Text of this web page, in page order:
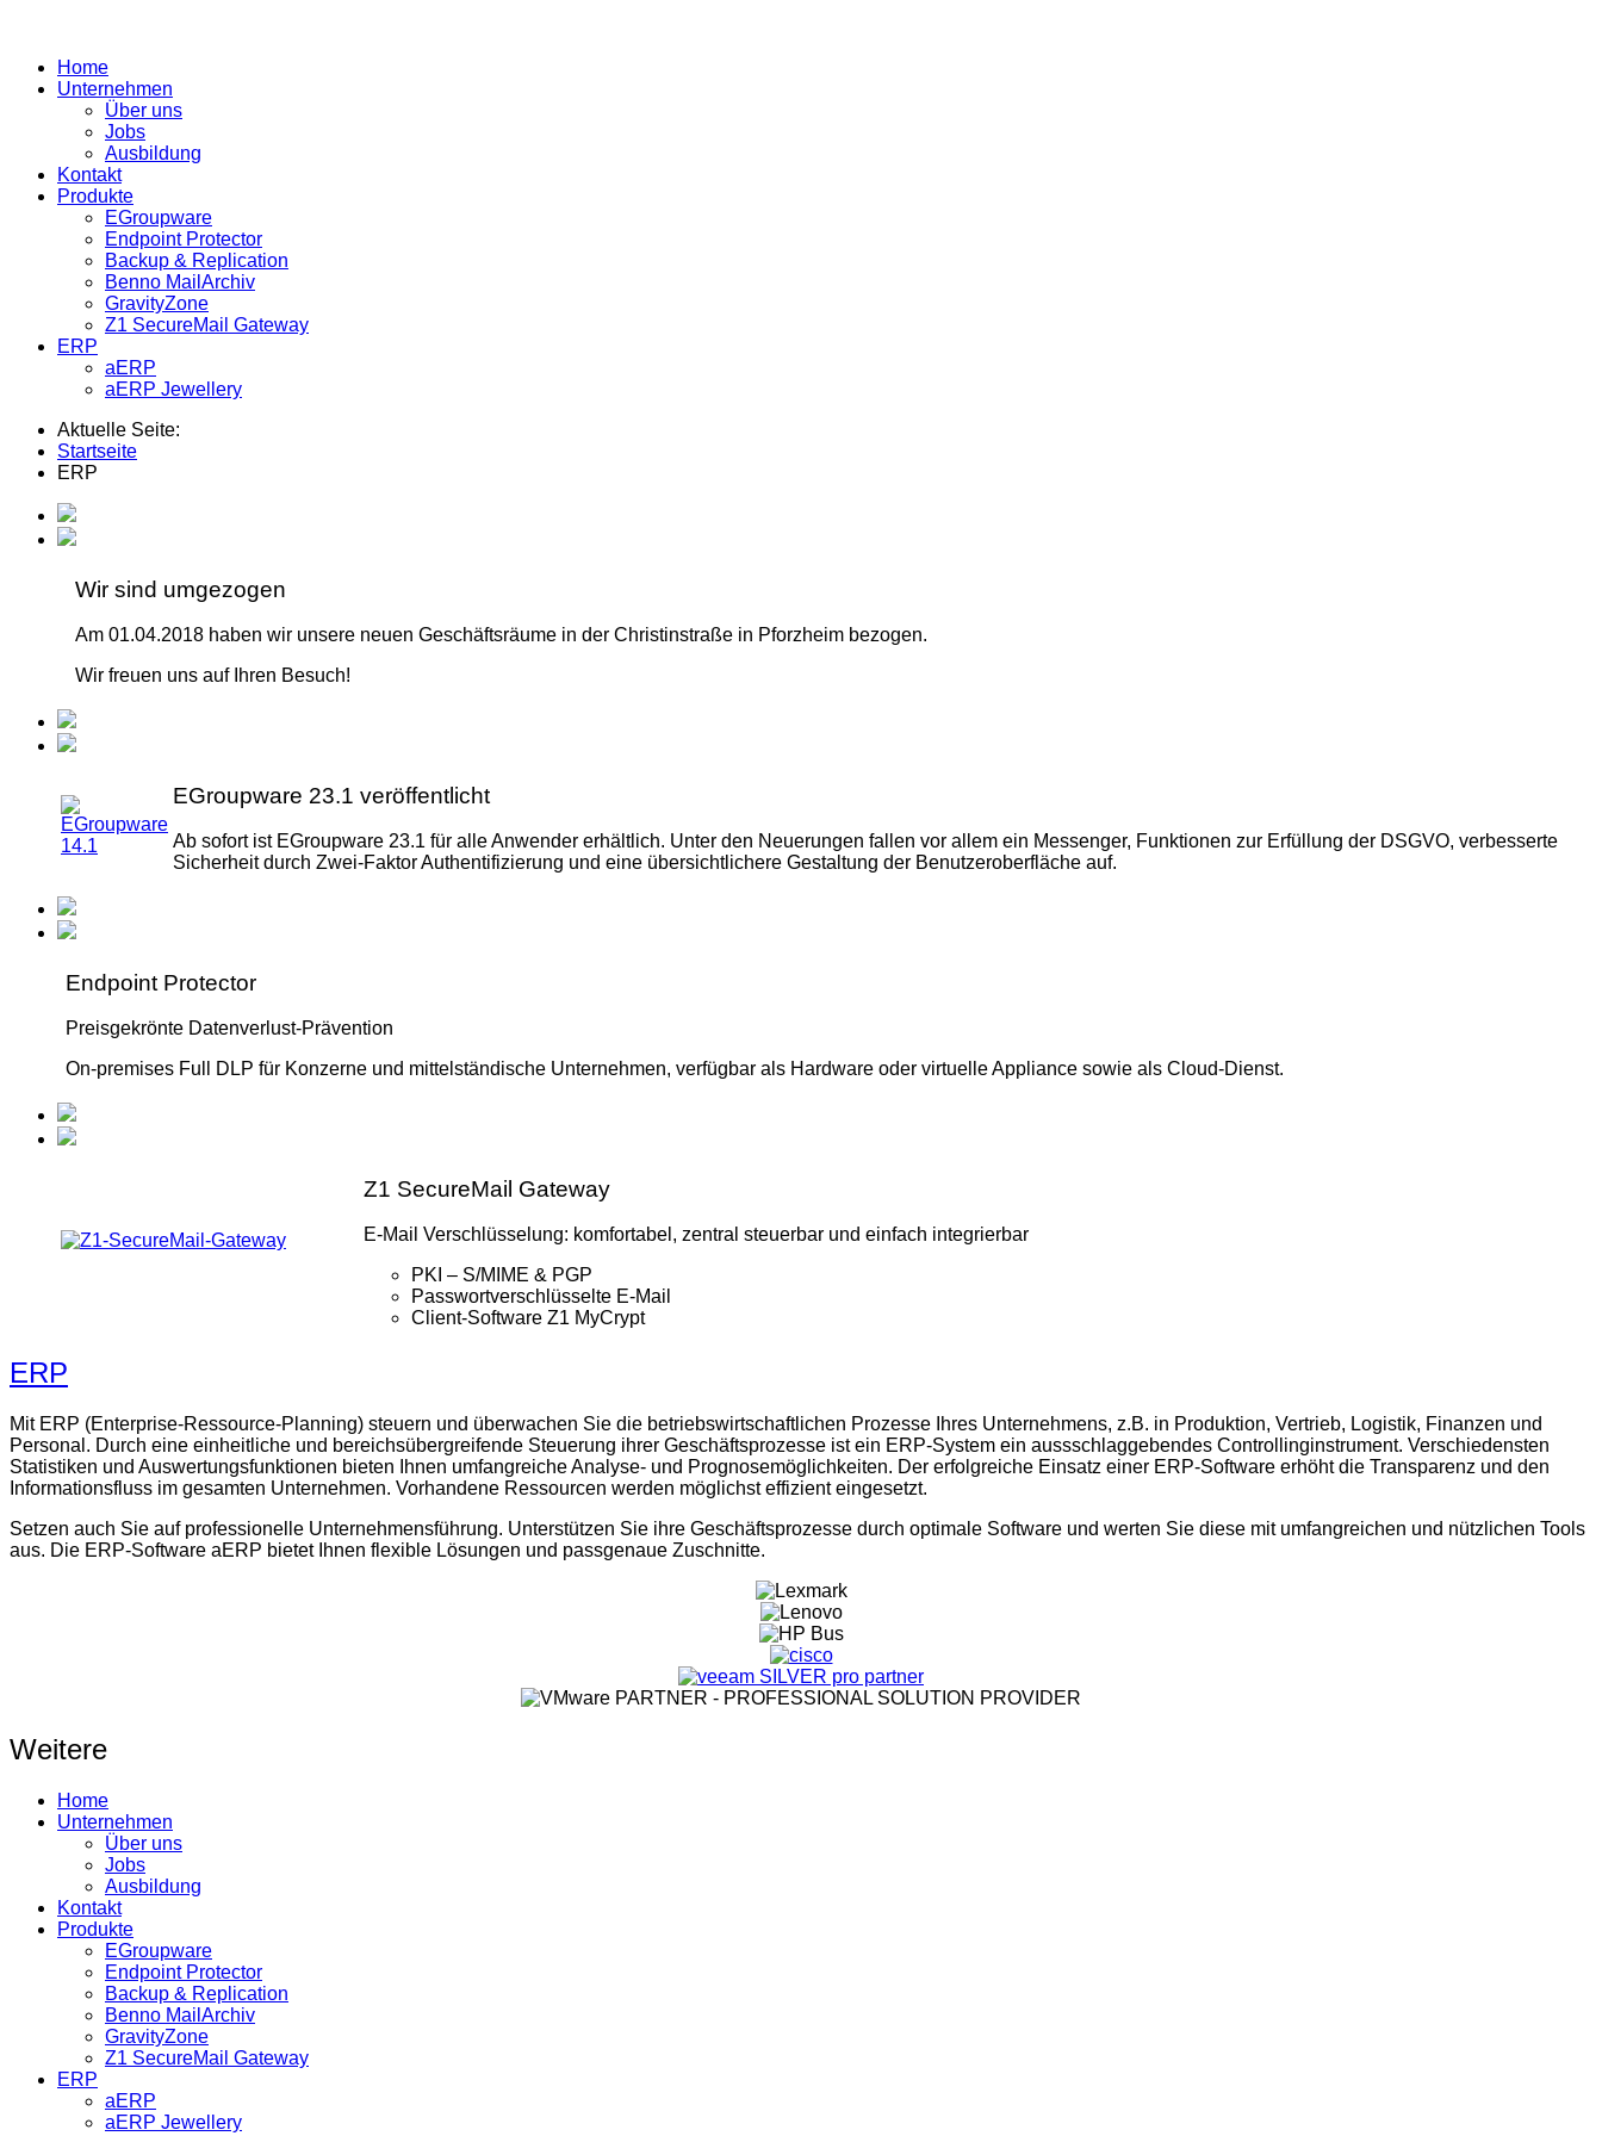
Home
Unternehmen
Über uns
Jobs
Ausbildung
Kontakt
Produkte
EGroupware
Endpoint Protector
Backup & Replication
Benno MailArchiv
GravityZone
Z1 SecureMail Gateway
ERP
aERP
aERP Jewellery
Aktuelle Seite:
Startseite
ERP
Wir sind umgezogen
Am 01.04.2018 haben wir unsere neuen Geschäftsräume in der Christinstraße in Pforzheim bezogen.
Wir freuen uns auf Ihren Besuch!
EGroupware 23.1 veröffentlicht
Ab sofort ist EGroupware 23.1 für alle Anwender erhältlich. Unter den Neuerungen fallen vor allem ein Messenger, Funktionen zur Erfüllung der DSGVO, verbesserte
Sicherheit durch Zwei-Faktor Authentifizierung und eine übersichtlichere Gestaltung der Benutzeroberfläche auf.
Endpoint Protector
Preisgekrönte Datenverlust-Prävention
On-premises Full DLP für Konzerne und mittelständische Unternehmen, verfügbar als Hardware oder virtuelle Appliance sowie als Cloud-Dienst.
Z1 SecureMail Gateway
E-Mail Verschlüsselung: komfortabel, zentral steuerbar und einfach integrierbar
PKI – S/MIME & PGP
Passwortverschlüsselte E-Mail
Client-Software Z1 MyCrypt
ERP
Mit ERP (Enterprise-Ressource-Planning) steuern und überwachen Sie die betriebswirtschaftlichen Prozesse Ihres Unternehmens, z.B. in Produktion, Vertrieb, Logistik, Finanzen und
Personal. Durch eine einheitliche und bereichsübergreifende Steuerung ihrer Geschäftsprozesse ist ein ERP-System ein aussschlaggebendes Controllinginstrument. Verschiedensten
Statistiken und Auswertungsfunktionen bieten Ihnen umfangreiche Analyse- und Prognosemöglichkeiten. Der erfolgreiche Einsatz einer ERP-Software erhöht die Transparenz und den
Informationsfluss im gesamten Unternehmen. Vorhandene Ressourcen werden möglichst effizient eingesetzt.
Setzen auch Sie auf professionelle Unternehmensführung. Unterstützen Sie ihre Geschäftsprozesse durch optimale Software und werten Sie diese mit umfangreichen und nützlichen Tools
aus. Die ERP-Software aERP bietet Ihnen flexible Lösungen und passgenaue Zuschnitte.
Weitere
Home
Unternehmen
Über uns
Jobs
Ausbildung
Kontakt
Produkte
EGroupware
Endpoint Protector
Backup & Replication
Benno MailArchiv
GravityZone
Z1 SecureMail Gateway
ERP
aERP
aERP Jewellery